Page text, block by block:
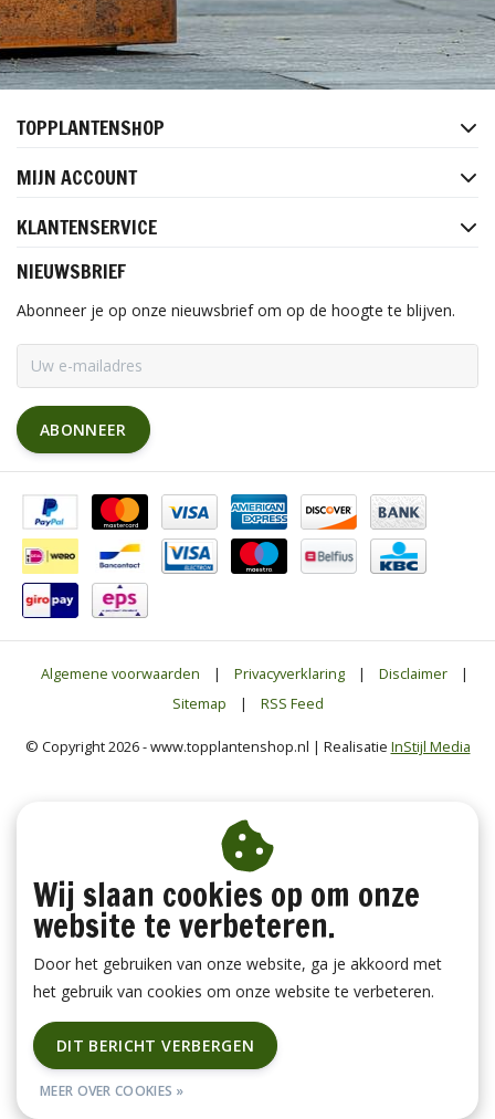
TOPPLANTENSHOP
MIJN ACCOUNT
KLANTENSERVICE
NIEUWSBRIEF
Abonneer je op onze nieuwsbrief om op de hoogte te blijven.
ABONNEER
Algemene voorwaarden | Privacyverklaring | Disclaimer
|
Sitemap
| RSS Feed
© Copyright 2026 - www.topplantenshop.nl | Realisatie InStijl Media
Wij slaan cookies op om onze
website te verbeteren.
Door het gebruiken van onze website, ga je akkoord met
het gebruik van cookies om onze website te verbeteren.
DIT BERICHT VERBERGEN
MEER OVER COOKIES »